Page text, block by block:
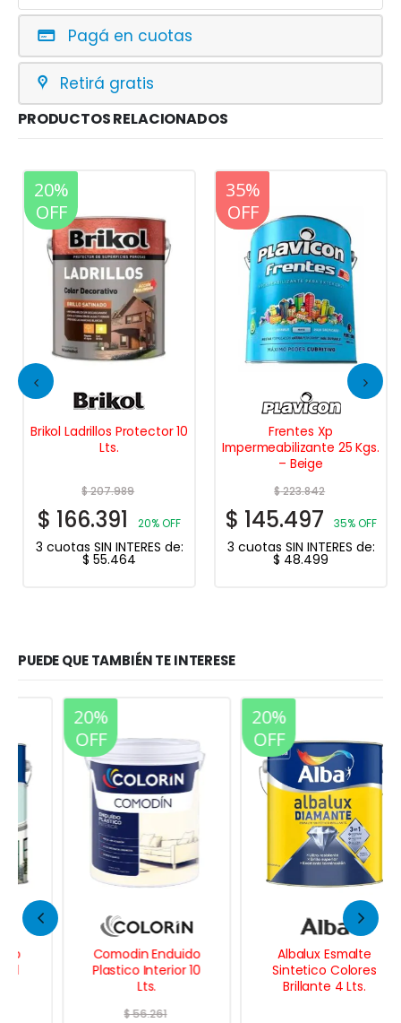
Pagá en cuotas
Retirá gratis
PRODUCTOS RELACIONADOS
20%
OFF
Brikol Ladrillos Protector 10
Lts.
$207.989
$ 166.391 20% OFF
3 cuotas SIN INTERES de:
$ 55.464
20%
OFF
35%
OFF
Frentes Xp
Impermeabilizante 25 Kgs.
– Beige
$223.842
$ 145.497 35% OFF
3 cuotas SIN INTERES de:
$ 48.499
PUEDE QUE TAMBIÉN TE INTERESE
OFF
Comodin Enduido
Plastico Interior 10
56.261
OFF
Albalux Esmalte
Sintetico Colores
Brillante 4 Lts.